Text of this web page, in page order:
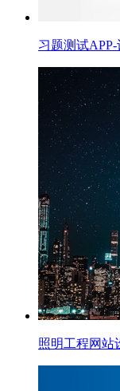
习题测试
照明工程网站